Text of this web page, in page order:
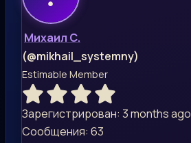
Михаил С.
(@mikhail_systemny)
Estimable Member
Зарегистрирован: 3 months ago
Сообщения: 63